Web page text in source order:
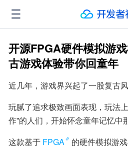
开源FPGA硬件模拟游
古游戏体验带你回童年
近几年，游戏界兴起了一股复古风
玩腻了追求极致画面表现，玩法
作”的人们，开始怀念童年记忆中
这款基于 FPGA
的硬件模拟游